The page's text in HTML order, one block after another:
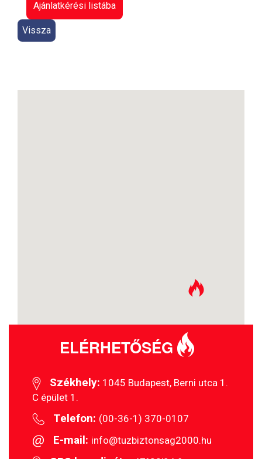
Ajánlatkérési listába
Vissza
ELÉRHETŐSÉG
Székhely: 1045 Budapest, Berni utca 1.
C épület 1.
Telefon: (00-36-1) 370-0107
E-mail: info@tuzbiztonsag2000.hu